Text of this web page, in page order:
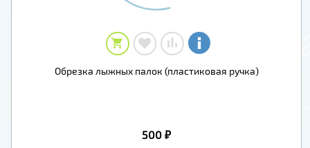
Обрезка лыжных палок (пластиковая ручка)
500 ₽